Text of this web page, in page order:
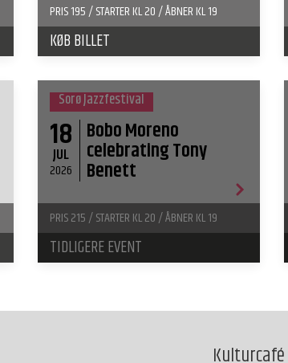
PRIS 195 / STARTER KL 20 / ÅBNER KL 19
KØB BILLET
Sorø Jazzfestival
18
JUL
2026
Bobo Moreno
celebrating Tony
Benett
PRIS 215 / STARTER KL 20 / ÅBNER KL 19
TIDLIGERE EVENT